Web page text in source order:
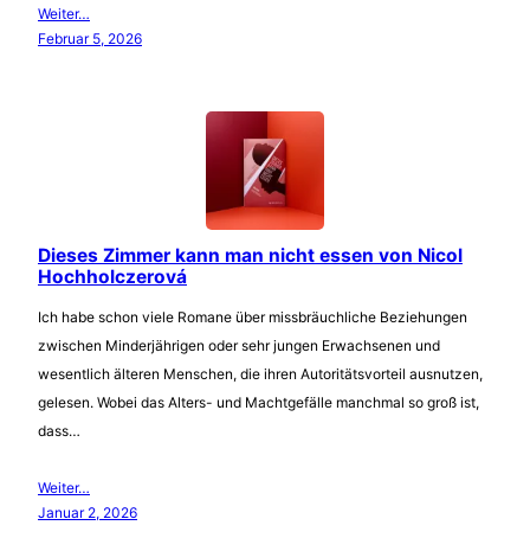
Weiter…
Februar 5, 2026
Dieses Zimmer kann man nicht essen von Nicol
Hochholczerová
Ich habe schon viele Romane über missbräuchliche Beziehungen
zwischen Minderjährigen oder sehr jungen Erwachsenen und
wesentlich älteren Menschen, die ihren Autoritätsvorteil ausnutzen,
gelesen. Wobei das Alters- und Machtgefälle manchmal so groß ist,
dass…
Weiter…
Januar 2, 2026